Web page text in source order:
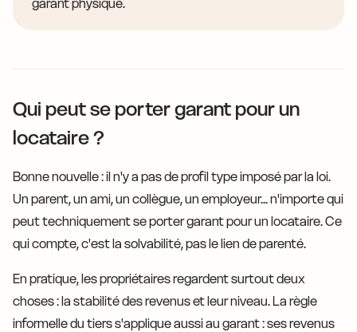
garant physique.
Qui peut se porter garant pour un
locataire ?
Bonne nouvelle : il n'y a pas de profil type imposé par la loi.
Un parent, un ami, un collègue, un employeur... n'importe qui
peut techniquement se porter garant pour un locataire. Ce
qui compte, c'est la solvabilité, pas le lien de parenté.
En pratique, les propriétaires regardent surtout deux
choses : la stabilité des revenus et leur niveau. La règle
informelle du tiers s'applique aussi au garant : ses revenus